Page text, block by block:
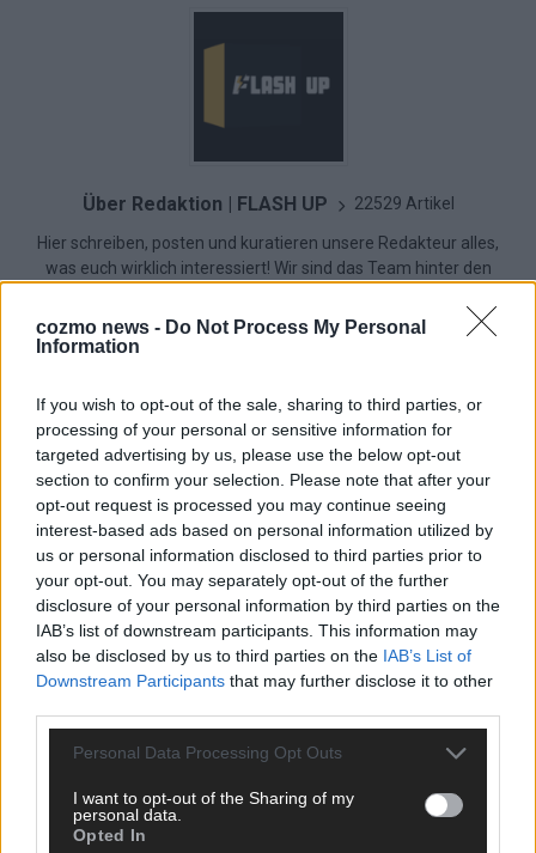
cozmo news - Do Not Process My Personal
Information
If you wish to opt-out of the sale, sharing to third parties, or
processing of your personal or sensitive information for
targeted advertising by us, please use the below opt-out
section to confirm your selection. Please note that after your
opt-out request is processed you may continue seeing
interest-based ads based on personal information utilized by
us or personal information disclosed to third parties prior to
your opt-out. You may separately opt-out of the further
disclosure of your personal information by third parties on the
IAB’s list of downstream participants. This information may
also be disclosed by us to third parties on the IAB’s List of
Downstream Participants that may further disclose it to other
Personal Data Processing Opt Outs
I want to opt-out of the Sharing of my
personal data.
Opted In
Über Redaktion | FLASH UP 22529 Artikel
Hier schreiben, posten und kuratieren unsere Redakteur alles,
was euch wirklich interessiert! Wir sind das Team hinter den
brandheiße Nachrichten, coole Tipps, spannende Hintergründe
oder crazy Trends – wir checken alles für euch, filtern das
TOP STORIES
EXTRA